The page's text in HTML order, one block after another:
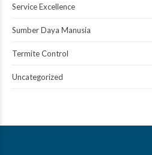
Service Excellence
Sumber Daya Manusia
Termite Control
Uncategorized